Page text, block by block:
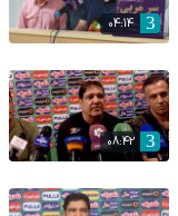
04:14
08:42